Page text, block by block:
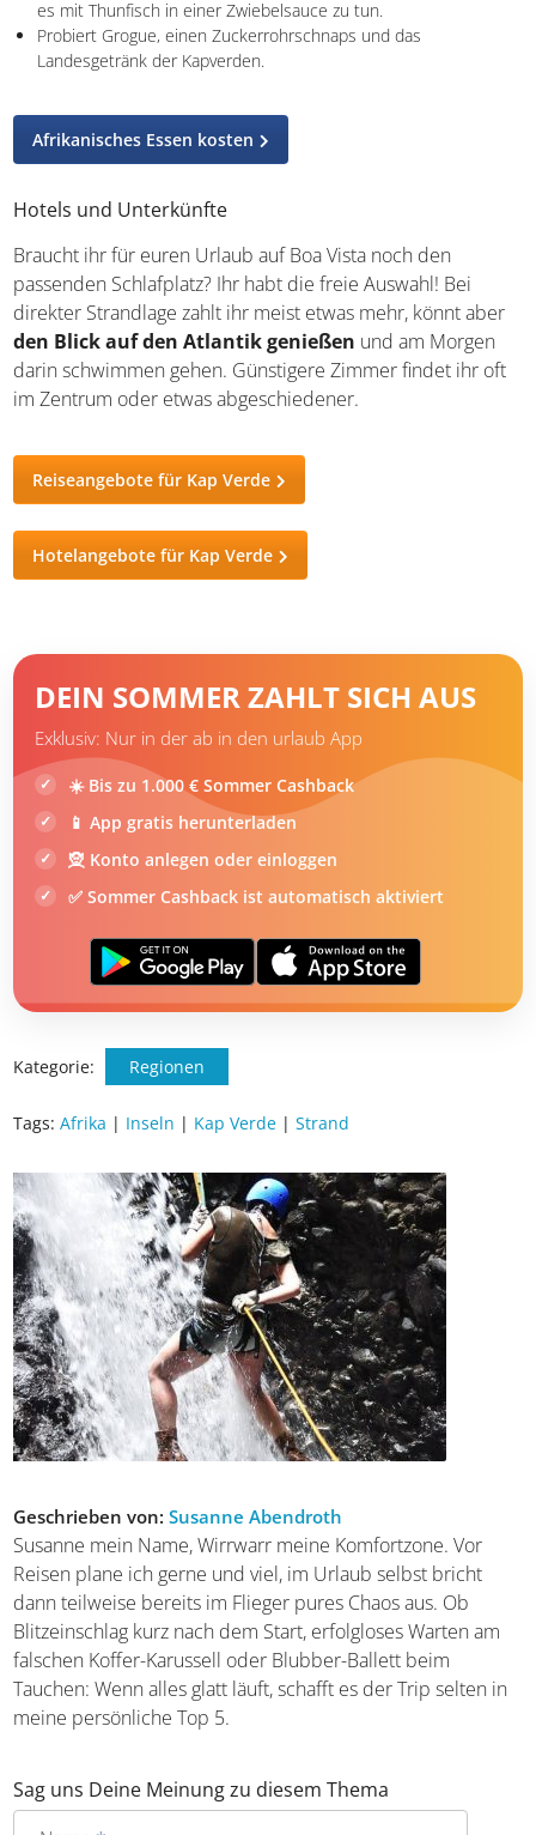
es mit Thunfisch in einer Zwiebelsauce zu tun.
Probiert Grogue, einen Zuckerrohrschnaps und das
Landesgetränk der Kapverden.
Afrikanisches Essen kosten
Hotels und Unterkünfte
Braucht ihr für euren Urlaub auf Boa Vista noch den
passenden Schlafplatz? Ihr habt die freie Auswahl! Bei
direkter Strandlage zahlt ihr meist etwas mehr, könnt aber
den Blick auf den Atlantik genießen und am Morgen
darin schwimmen gehen. Günstigere Zimmer findet ihr oft
im Zentrum oder etwas abgeschiedener.
Reiseangebote für Kap Verde
Hotelangebote für Kap Verde
DEIN SOMMER ZAHLT SICH AUS
Exklusiv: Nur in der ab in den urlaub App
☀️ Bis zu 1.000 € Sommer Cashback
📱 App gratis herunterladen
🧝 Konto anlegen oder einloggen
✅ Sommer Cashback ist automatisch aktiviert
Kategorie: Regionen
Tags:Afrika | Inseln | Kap Verde |Strand
Geschrieben von:Susanne Abendroth
Susanne mein Name, Wirrwarr meine Komfortzone. Vor
Reisen plane ich gerne und viel, im Urlaub selbst bricht
dann teilweise bereits im Flieger pures Chaos aus. Ob
Blitzeinschlag kurz nach dem Start, erfolgloses Warten am
falschen Koffer-Karussell oder Blubber-Ballett beim
Tauchen: Wenn alles glatt läuft, schafft es der Trip selten in
meine persönliche Top 5.
Sag uns Deine Meinung zu diesem Thema